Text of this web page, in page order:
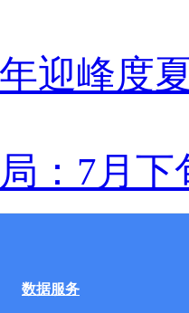
迎峰度
：7月下
数据服务